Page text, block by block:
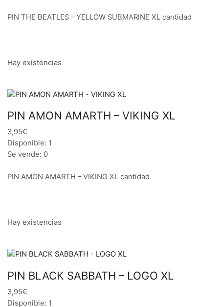
PIN THE BEATLES – YELLOW SUBMARINE XL cantidad
Hay existencias
PIN AMON AMARTH – VIKING XL
3,95€
Disponible: 1
Se vende: 0
PIN AMON AMARTH – VIKING XL cantidad
Hay existencias
PIN BLACK SABBATH – LOGO XL
3,95€
Disponible: 1